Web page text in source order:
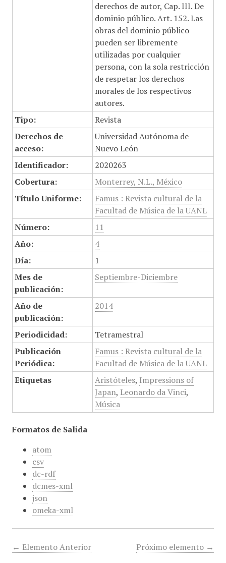
derechos de autor, Cap. III. De
dominio público. Art. 152. Las
obras del dominio público
pueden ser libremente
utilizadas por cualquier
persona, con la sola restricción
de respetar los derechos
morales de los respectivos
autores.
Tipo:
Revista
Derechos de
acceso:
Universidad Autónoma de
Nuevo León
Identificador:
2020263
Cobertura:
Monterrey, N.L., México
Título Uniforme:
Famus : Revista cultural de la
Facultad de Música de la UANL
Número:
11
Año:
4
Día:
1
Mes de
publicación:
Septiembre-Diciembre
Año de
publicación:
2014
Periodicidad:
Tetramestral
Publicación
Periódica:
Famus : Revista cultural de la
Facultad de Música de la UANL
Etiquetas
Aristóteles, Impressions of
Japan, Leonardo da Vinci,
Música
Formatos de Salida
atom
csv
dc-rdf
dcmes-xml
json
omeka-xml
← Elemento Anterior Próximo elemento →